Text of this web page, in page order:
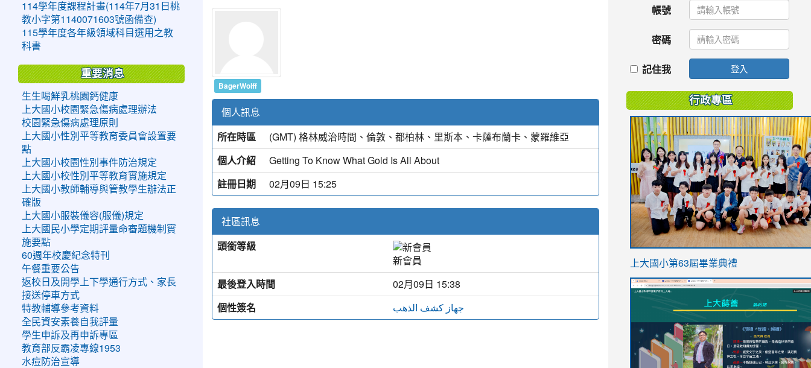
BagerWolff
個人訊息
所在時區
(GMT) 格林威治時間、倫敦、都柏林、里斯本、卡薩布蘭卡、蒙羅維亞
個人介紹
Getting To Know What Gold Is All About
註冊日期
02月09日 15:25
社區訊息
頭銜等級
新會員
最後登入時間
02月09日 15:38
個性簽名
جهاز كشف الذهب
114學年度課程計畫(114年7月31日桃
教小字第1140071603號函備查)
115學年度各年級領域科目選用之教
科書
重要消息
生生喝鮮乳桃園鈣健康
上大國小校園緊急傷病處理辦法
校園緊急傷病處理原則
上大國小性別平等教育委員會設置要
點
上大國小校園性別事件防治規定
上大國小校性別平等教育實施規定
上大國小教師輔導與管教學生辦法正
確版
上大國小服裝儀容(服儀)規定
上大國民小學定期評量命審題機制實
施要點
60週年校慶紀念特刊
午餐重要公告
返校日及開學上下學通行方式、家長
接送停車方式
特教輔導參考資料
全民資安素養自我評量
學生申訴及再申訴專區
教育部反霸凌專線1953
水痘防治宣導
帳號
密碼
記住我 登入
行政專區
link
https://sites.google.com/stes.tyc.edu.tw/
上大國小第63屆畢業典禮
link